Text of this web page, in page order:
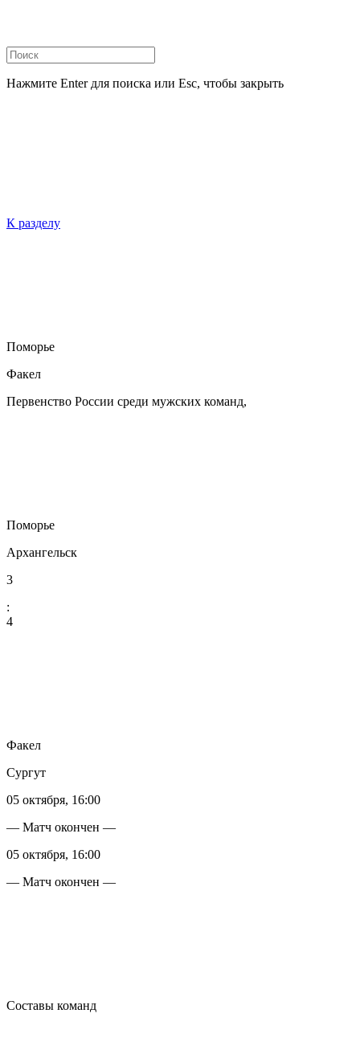
Нажмите Enter для поиска или Esc, чтобы закрыть
К разделу
Поморье
Факел
Первенство России среди мужских команд,
Поморье
Архангельск
3
:
4
Факел
Сургут
05 октября, 16:00
— Матч окончен —
05 октября, 16:00
— Матч окончен —
Составы команд